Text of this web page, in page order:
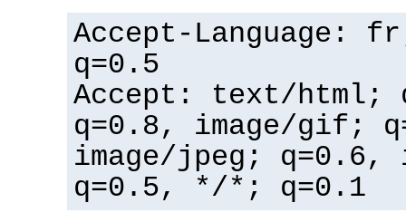
Accept-Language:
q=0.5
Accept: text/html;
q=0.8, image/gif;
image/jpeg; q=0.6,
q=0.5, */*; q=0.1